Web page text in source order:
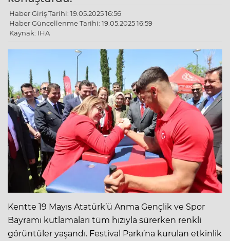
Haber Giriş Tarihi: 19.05.2025 16:56
Haber Güncellenme Tarihi: 19.05.2025 16:59
Kaynak: İHA
Kentte 19 Mayıs Atatürk’ü Anma Gençlik ve Spor
Bayramı kutlamaları tüm hızıyla sürerken renkli
görüntüler yaşandı. Festival Parkı’na kurulan etkinlik